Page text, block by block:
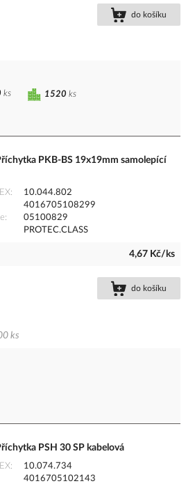
do košíku
1520 ks
ks
PKB-BS 19x19mm samolepící
10.044.802
4016705108299
05100829
PROTEC.CLASS
4,67 Kč/ks
do košíku
ks
PSH 30 SP kabelová
10.074.734
4016705102143